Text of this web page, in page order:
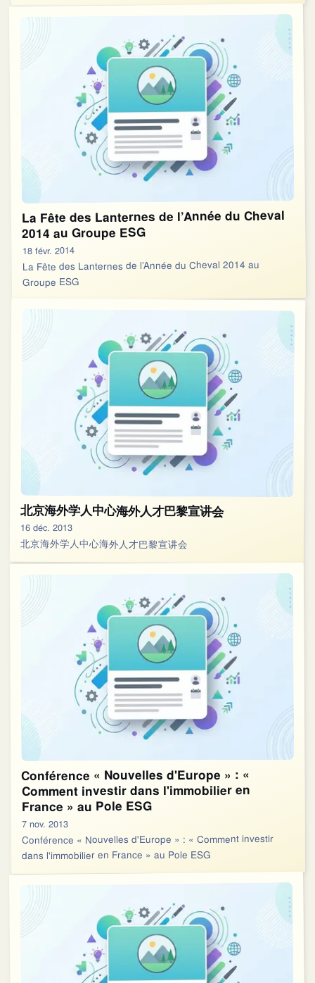
La Fête des Lanternes de l’Année du Cheval
2014 au Groupe ESG
18 févr. 2014
La Fête des Lanternes de l’Année du Cheval 2014 au
Groupe ESG
北京海外学人中心海外人才巴黎宣讲会
16 déc. 2013
北京海外学人中心海外人才巴黎宣讲会
Conférence « Nouvelles d'Europe » : «
Comment investir dans l'immobilier en
France » au Pole ESG
7 nov. 2013
Conférence « Nouvelles d'Europe » : « Comment investir
dans l'immobilier en France » au Pole ESG